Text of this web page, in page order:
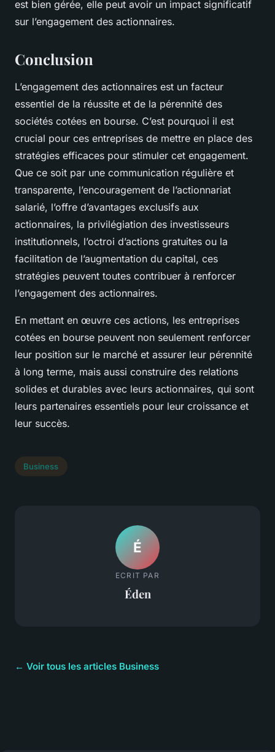
est bien gérée, elle peut avoir un impact significatif
sur l’engagement des actionnaires.
Conclusion
L’engagement des actionnaires est un facteur
essentiel de la réussite et de la pérennité des
sociétés cotées en bourse. C’est pourquoi il est
crucial pour ces entreprises de mettre en place des
stratégies efficaces pour stimuler cet engagement.
Que ce soit par une communication régulière et
transparente, l’encouragement de l’actionnariat
salarié, l’offre d’avantages exclusifs aux
actionnaires, la privilégiation des investisseurs
institutionnels, l’octroi d’actions gratuites ou la
facilitation de l’augmentation du capital, ces
stratégies peuvent toutes contribuer à renforcer
l’engagement des actionnaires.
En mettant en œuvre ces actions, les entreprises
cotées en bourse peuvent non seulement renforcer
leur position sur le marché et assurer leur pérennité
à long terme, mais aussi construire des relations
solides et durables avec leurs actionnaires, qui sont
leurs partenaires essentiels pour leur croissance et
leur succès.
Business
É
ECRIT PAR
Éden
← Voir tous les articles Business